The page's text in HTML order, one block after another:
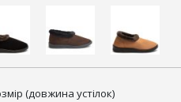
(довжина устілок)